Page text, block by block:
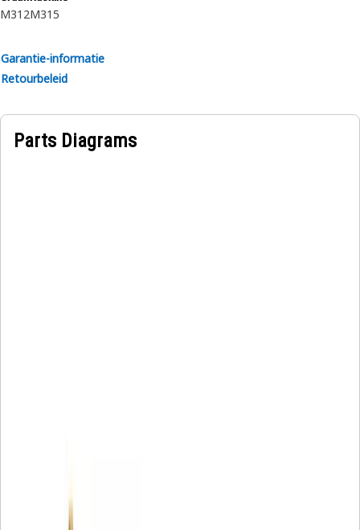
M312M315
Garantie-informatie
Retourbeleid
Parts Diagrams